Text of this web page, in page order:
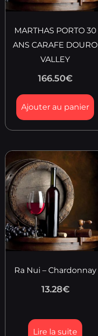
MARTHAS PORTO 30
ANS CARAFE DOURO
VALLEY
166.50€
Ajouter au panier
Ra Nui – Chardonnay
13.28€
Lire la suite